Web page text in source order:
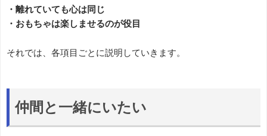
・離れていても心は同じ
・おもちゃは楽しませるのが役目
それでは、各項目ごとに説明していきます。
仲間と一緒にいたい